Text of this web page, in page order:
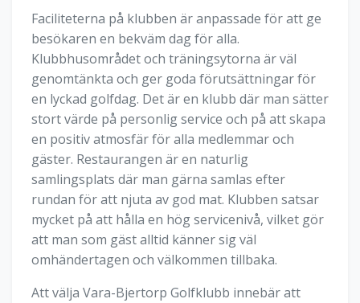
Faciliteterna på klubben är anpassade för att ge
besökaren en bekväm dag för alla.
Klubbhusområdet och träningsytorna är väl
genomtänkta och ger goda förutsättningar för
en lyckad golfdag. Det är en klubb där man sätter
stort värde på personlig service och på att skapa
en positiv atmosfär för alla medlemmar och
gäster. Restaurangen är en naturlig
samlingsplats där man gärna samlas efter
rundan för att njuta av god mat. Klubben satsar
mycket på att hålla en hög servicenivå, vilket gör
att man som gäst alltid känner sig väl
omhändertagen och välkommen tillbaka.
Att välja Vara-Bjertorp Golfklubb innebär att